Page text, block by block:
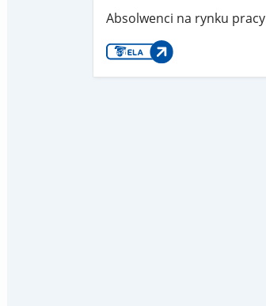
Absolwenci na rynku pracy